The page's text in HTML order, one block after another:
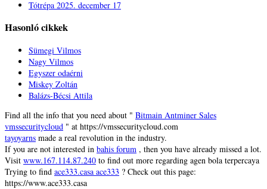
Tótrépa 2025. december 17
Hasonló cikkek
Sümegi Vilmos
Nagy Vilmos
Egyszer odaérni
Miskey Zoltán
Balázs-Bécsi Attila
Find all the info that you need about " Bitmain Antminer Sales
vmssecuritycloud " at https://vmssecuritycloud.com
tayoyarns made a real revolution in the industry.
If you are not interested in bahis forum , then you have already missed a lot.
Visit www.167.114.87.240 to find out more regarding agen bola terpercaya
Trying to find ace333.casa ace333 ? Check out this page:
https://www.ace333.casa